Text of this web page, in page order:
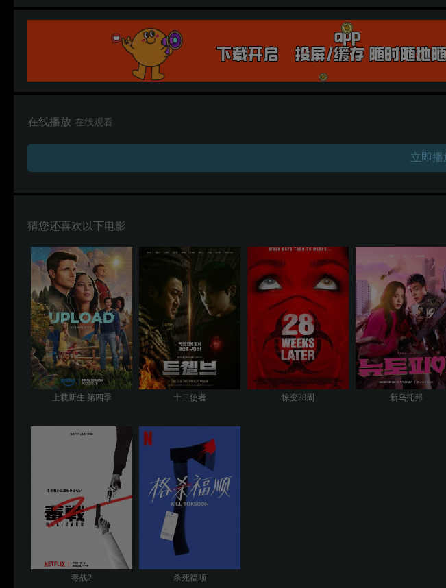
在线播放 在线观看
立即
猜您还喜欢以下电影
上载新生 第四季 十二使者 惊变28周 新乌托邦
毒战2 杀死福顺